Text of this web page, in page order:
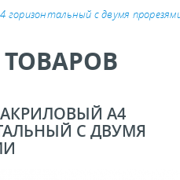
с двумя
А4
С ДВУМЯ